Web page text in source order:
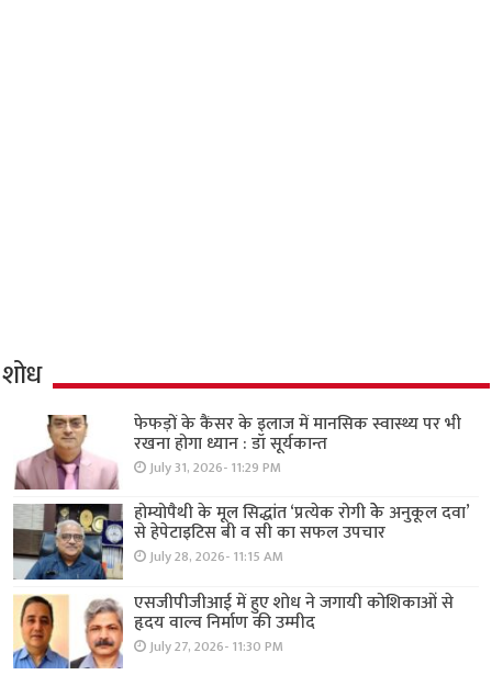
शोध
फेफड़ों के कैंसर के इलाज में मानसिक स्वास्थ्य पर भी
रखना होगा ध्यान : डॉ सूर्यकान्त
July 31, 2026- 11:29 PM
होम्योपैथी के मूल सिद्धांत ‘प्रत्येक रोगी केे अनुकूल दवा’
से हेपेटाइटिस बी व सी का सफल उपचार
July 28, 2026- 11:15 AM
एसजीपीजीआई में हुए शोध ने जगायी कोशिकाओं से
हृदय वाल्व निर्माण की उम्मीद
July 27, 2026- 11:30 PM